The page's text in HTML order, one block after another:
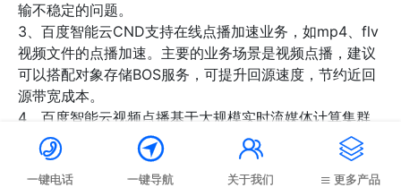
输不稳定的问题。
3、百度智能云CND支持在线点播加速业务，如mp4、flv
视频文件的点播加速。主要的业务场景是视频点播，建议
可以搭配对象存储BOS服务，可提升回源速度，节约近回
源带宽成本。
4、百度智能云视频点播基于大规模实时流媒体计算集群
和强大的音视频信号处理算法，结合CDN技术服务深度开
发优化，提供"清晰流畅、低时延、高并发"的音视频直播
服务。

一键电话

一键导航

关于我们

更多产品